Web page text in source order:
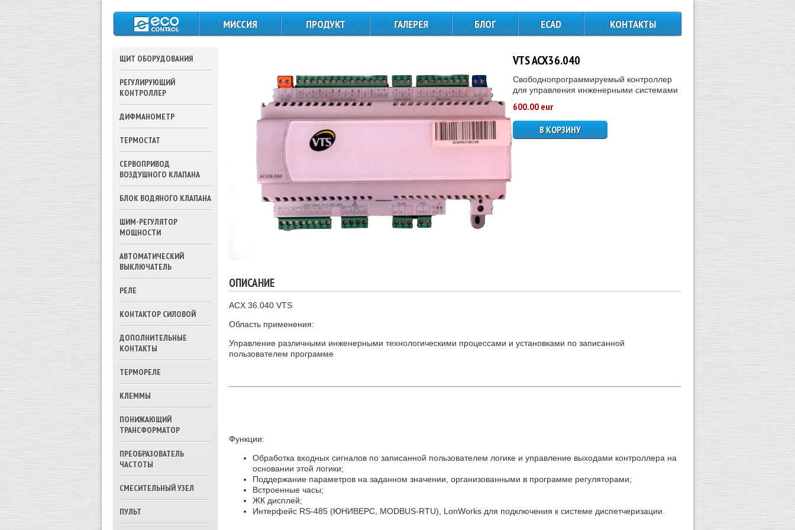
МИССИЯ ПРОДУКТ
КОНТРОЛЛЕРЫ
ДАТЧИКИ
ТЕМПЕРАТУРЫ
ПРЕССОСТАТЫ
ПРИВОДА ВОЗДУШНЫХ
ЗАСЛОНОК
ПРИВОДА
ГАЛЕРЕЯ БЛОГ ECAD КОНТАКТЫ
ЩИТ ОБОРУДОВАНИЯ
РЕГУЛИРУЮЩИЙ
КОНТРОЛЛЕР
ДИФМАНОМЕТР
ТЕРМОСТАТ
СЕРВОПРИВОД
ВОЗДУШНОГО КЛАПАНА
БЛОК ВОДЯНОГО КЛАПАНА
ШИМ-РЕГУЛЯТОР
МОЩНОСТИ
АВТОМАТИЧЕСКИЙ
ВЫКЛЮЧАТЕЛЬ
РЕЛЕ
КОНТАКТОР СИЛОВОЙ
ДОПОЛНИТЕЛЬНЫЕ
КОНТАКТЫ
ТЕРМОРЕЛЕ
КЛЕММЫ
ПОНИЖАЮЩИЙ
ТРАНСФОРМАТОР
ПРЕОБРАЗОВАТЕЛЬ
ЧАСТОТЫ
СМЕСИТЕЛЬНЫЙ УЗЕЛ
ПУЛЬТ
VTS ACX36.040
Свободнопрограммируемый контроллер
для управления инженерными системами
600.00 eur
В КОРЗИНУ
ОПИСАНИЕ
ACX 36.040 VTS
Область применения:
Управление различными инженерными технологическими процессами и установками по записанной
пользователем программе
Функции:
Обработка входных сигналов по записанной пользователем логике и управление выходами контроллера на
основании этой логики;
Поддержание параметров на заданном значении, организованными в программе регуляторами;
Встроенные часы;
ЖК дисплей;
Интерфейс RS-485 (ЮНИВЕРС, MODBUS-RTU), LonWorks для подключения к системе диспетчеризации.